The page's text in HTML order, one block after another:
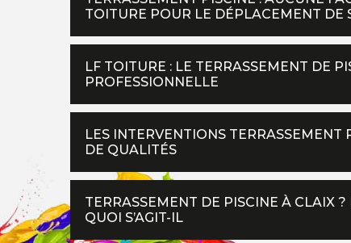
TOITURE POUR LE DÉPLACEMENT DE
LF TOITURE : LE TERRASSEMENT DE
PROFESSIONNELLE
LES INTERVENTIONS TERRASSEMENT
DE QUALITÉS
TERRASSEMENT DE PISCINE À CLAIX
QUOI S’AGIT-IL